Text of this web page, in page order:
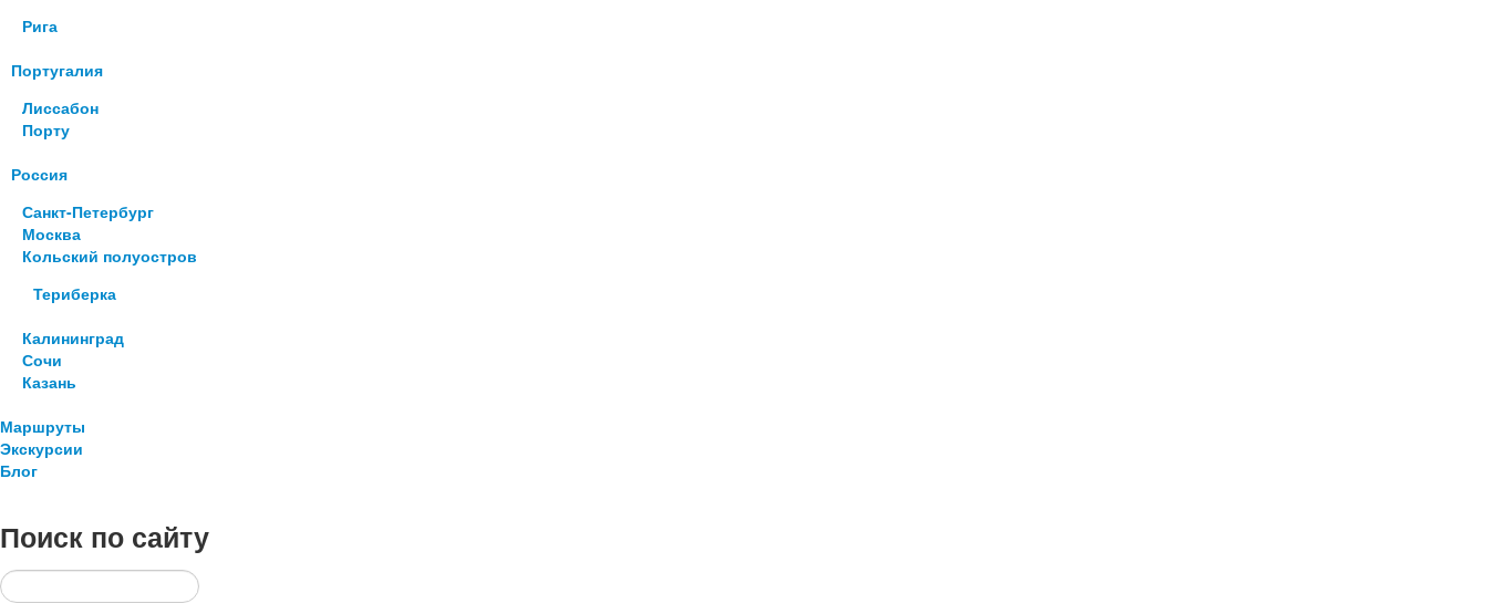
Рига
Португалия
Лиссабон
Порту
Россия
Санкт-Петербург
Москва
Кольский полуостров
Териберка
Калининград
Сочи
Казань
Маршруты
Экскурсии
Блог
Поиск по сайту